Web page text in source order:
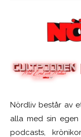
Nördliv består av
alla med sin egen
podcasts,